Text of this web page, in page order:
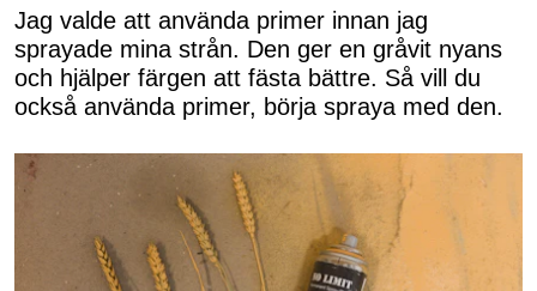
Jag valde att använda primer innan jag
sprayade mina strån. Den ger en gråvit nyans
och hjälper färgen att fästa bättre. Så vill du
också använda primer, börja spraya med den.